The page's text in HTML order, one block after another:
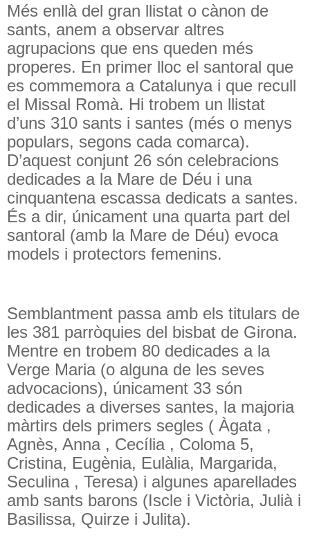
Més enllà del gran llistat o cànon de
sants, anem a observar altres
agrupacions que ens queden més
properes. En primer lloc el santoral que
es commemora a Catalunya i que recull
el Missal Romà. Hi trobem un llistat
d’uns 310 sants i santes (més o menys
populars, segons cada comarca).
D’aquest conjunt 26 són celebracions
dedicades a la Mare de Déu i una
cinquantena escassa dedicats a santes.
És a dir, únicament una quarta part del
santoral (amb la Mare de Déu) evoca
models i protectors femenins.
Semblantment passa amb els titulars de
les 381 parròquies del bisbat de Girona.
Mentre en trobem 80 dedicades a la
Verge Maria (o alguna de les seves
advocacions), únicament 33 són
dedicades a diverses santes, la majoria
màrtirs dels primers segles ( Àgata ,
Agnès, Anna , Cecília , Coloma 5,
Cristina, Eugènia, Eulàlia, Margarida,
Seculina , Teresa) i algunes aparellades
amb sants barons (Iscle i Victòria, Julià i
Basilissa, Quirze i Julita).